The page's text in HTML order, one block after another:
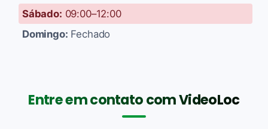
Sábado: 09:00–12:00
Domingo: Fechado
Entre em contato com VideoLoc